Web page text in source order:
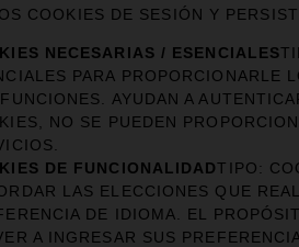
COOKIES DE SESIÓN Y
NECESARIAS / ESENCIALES
PARA PROPORCIONARLE
AYUDAN A
NO SE PUEDEN
DE FUNCIONALIDADTIPO:
LAS ELECCIONES QUE
DE IDIOMA. EL
A INGRESAR SUS